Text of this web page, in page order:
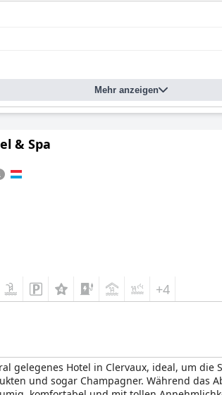
Mehr anzeigen
& Spa
+4
gelegenes Hotel in Clervaux, ideal, um die
und sogar Champagner. Während das